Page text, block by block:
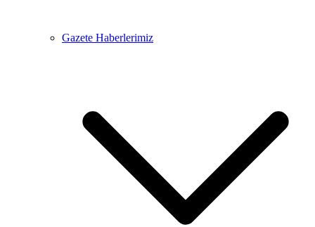
Gazete Haberlerimiz